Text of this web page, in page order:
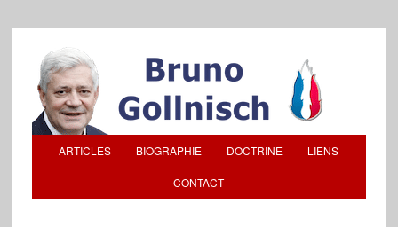
ARTICLES BIOGRAPHIE DOCTRINE LIENS
CONTACT